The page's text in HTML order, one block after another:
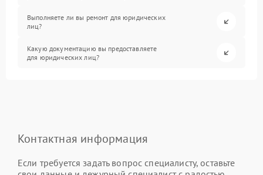
Выполняете ли вы ремонт для юридических
лиц?
Какую документацию вы предоставляете
для юридических лиц?
Контактная информация
Если требуется задать вопрос специалисту, оставьте